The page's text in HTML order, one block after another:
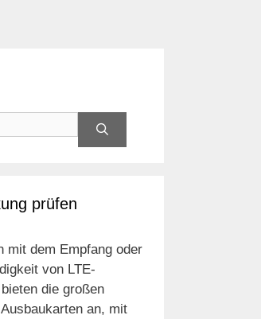
prüfen
mit dem Empfang oder
von LTE-
die großen
an, mit